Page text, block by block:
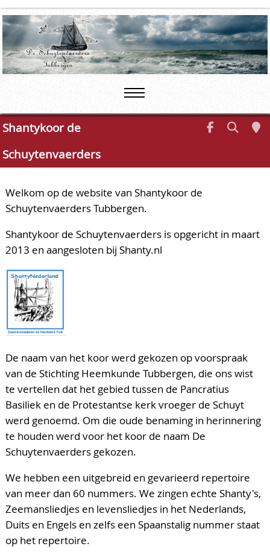
Shantykoor de
Schuytenvaerders
Welkom op de website van Shantykoor de
Schuytenvaerders Tubbergen.
Shantykoor de Schuytenvaerders is opgericht in maart
2013 en aangesloten bij Shanty.nl
De naam van het koor werd gekozen op voorspraak
van de Stichting Heemkunde Tubbergen, die ons wist
te vertellen dat het gebied tussen de Pancratius
Basiliek en de Protestantse kerk vroeger de Schuyt
werd genoemd. Om die oude benaming in herinnering
te houden werd voor het koor de naam De
Schuytenvaerders gekozen.
We hebben een uitgebreid en gevarieerd repertoire
van meer dan 60 nummers. We zingen echte Shanty's,
Zeemansliedjes en levensliedjes in het Nederlands,
Duits en Engels en zelfs een Spaanstalig nummer staat
op het repertoire.